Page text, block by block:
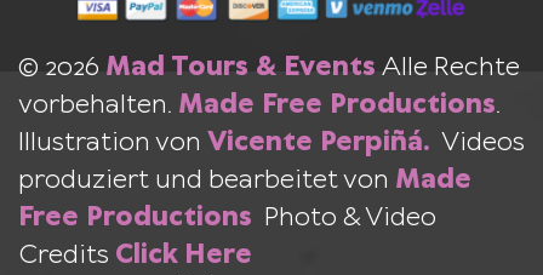
© 2026 Mad Tours & Events Alle Rechte
vorbehalten. Made Free Productions.
Illustration von Vicente Perpiñá. Videos
produziert und bearbeitet von Made
Free Productions Photo & Video
Credits Click Here